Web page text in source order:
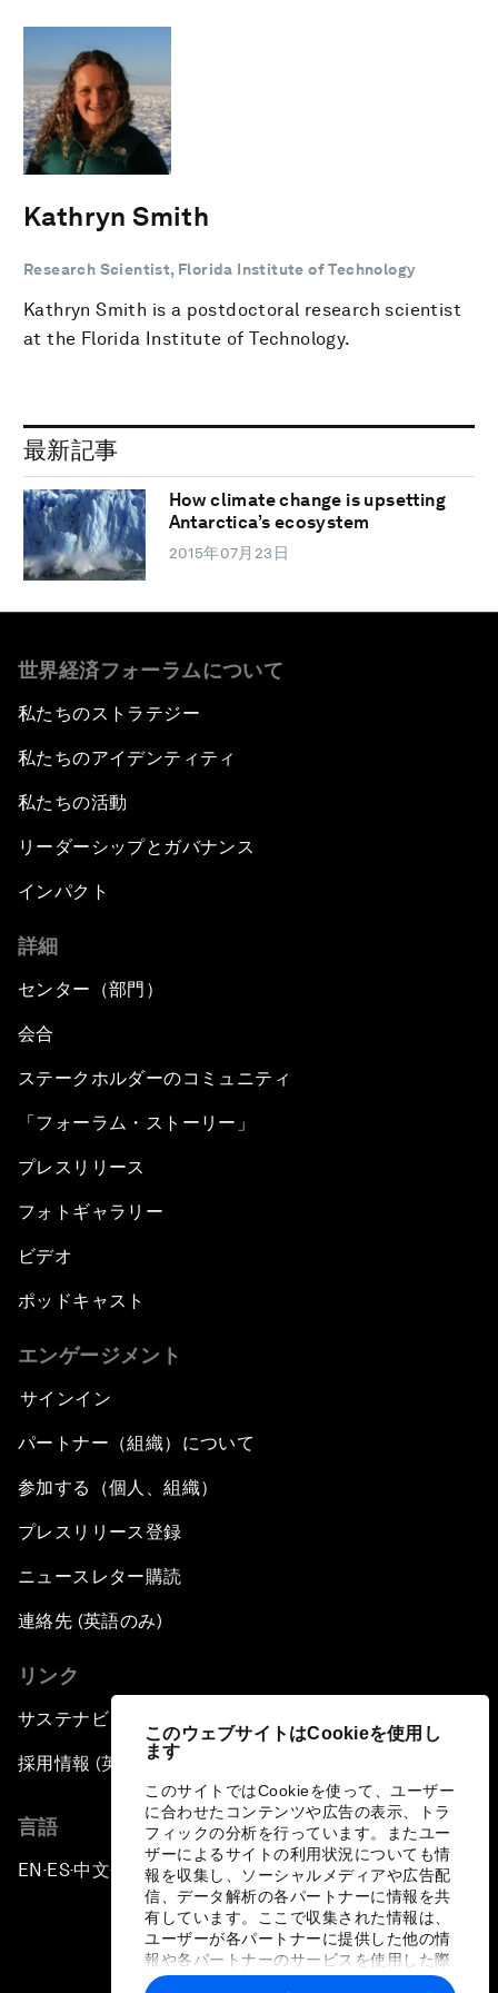
このウェブサイトはCookieを使用し
ます
このサイトではCookieを使って、ユーザー
に合わせたコンテンツや広告の表示、トラ
フィックの分析を行っています。またユー
ザーによるサイトの利用状況についても情
報を収集し、ソーシャルメディアや広告配
信、データ解析の各パートナーに情報を共
有しています。ここで収集された情報は、
ユーザーが各パートナーに提供した他の情
報や各パートナーのサービスを使用した際
に収集された情報と組み合わされ、各パー
Kathryn Smith
Research Scientist, Florida Institute of Technology
Kathryn Smith is a postdoctoral research scientist
at the Florida Institute of Technology.
最新記事
How climate change is upsetting
Antarctica’s ecosystem
2015年07月23日
世界経済フォーラムについて
私たちのストラテジー
私たちのアイデンティティ
私たちの活動
リーダーシップとガバナンス
インパクト
詳細
センター（部門）
会合
ステークホルダーのコミュニティ
「フォーラム・ストーリー」
プレスリリース
フォトギャラリー
ビデオ
ポッドキャスト
エンゲージメント
サインイン
パートナー（組織）について
参加する（個人、組織）
プレスリリース登録
ニュースレター購読
連絡先 (英語のみ)
リンク
サステナビリティへの取り組み
採用情報 (英語のみ)
言語
EN ▪ES▪中文▪ 日本語